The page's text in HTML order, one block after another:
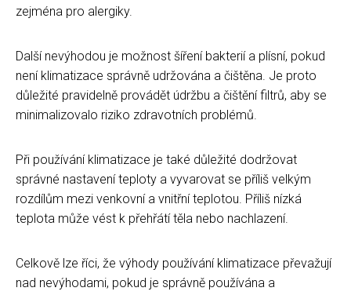
zejména pro alergiky.
Další nevýhodou je možnost šíření bakterií a plísní, pokud
není klimatizace správně udržována a čištěna. Je proto
důležité pravidelně provádět údržbu a čištění filtrů, aby se
minimalizovalo riziko zdravotních problémů.
Při používání klimatizace je také důležité dodržovat
správné nastavení teploty a vyvarovat se příliš velkým
rozdílům mezi venkovní a vnitřní teplotou. Příliš nízká
teplota může vést k přehřátí těla nebo nachlazení.
Celkově lze říci, že výhody používání klimatizace převažují
nad nevýhodami, pokud je správně používána a